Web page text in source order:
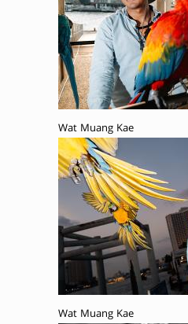
Wat Muang Kae
Wat Muang Kae